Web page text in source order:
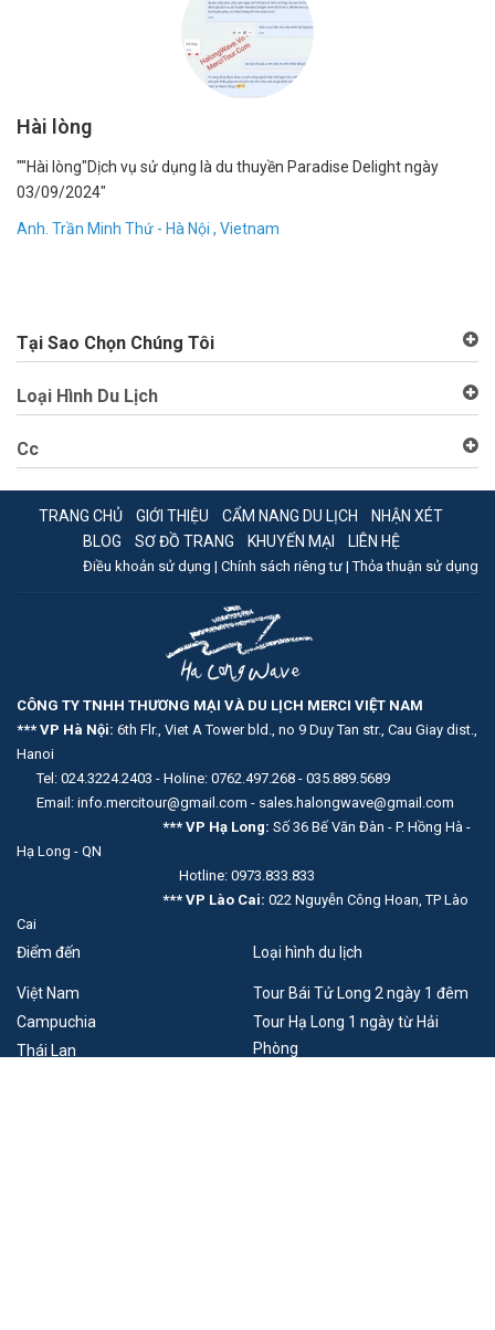
Hài lòng
""Hài lòng"Dịch vụ sử dụng là du thuyền Paradise Delight ngày
03/09/2024"
Anh. Trần Minh Thứ - Hà Nội , Vietnam
Tại Sao Chọn Chúng Tôi
Loại Hình Du Lịch
Cc
TRANG CHỦ GIỚI THIỆU CẨM NANG DU LỊCH
NHẬN XÉT
BLOG
SƠ ĐỒ TRANG KHUYẾN MẠI LIÊN HỆ
Điều khoản sử dụng | Chính sách riêng tư |Thỏa thuận sử dụng
CÔNG TY TNHH THƯƠNG MẠI VÀ DU LỊCH MERCI VIỆT NAM
*** VP Hà Nội: 6th Flr., Viet A Tower bld., no 9 Duy Tan str., Cau Giay dist.,
Hanoi
Tel: 024.3224.2403 - Holine: 0762.497.268 - 035.889.5689
Email: info.mercitour@gmail.com - sales.halongwave@gmail.com
*** VP Hạ Long: Số 36 Bế Văn Đàn - P. Hồng Hà -
Hạ Long - QN
Hotline: 0973.833.833
*** VP Lào Cai: 022 Nguyễn Công Hoan, TP Lào
Cai
Điểm đến
Việt Nam
Campuchia
Thái Lan
Loại hình du lịch
Tour Bái Tử Long 2 ngày 1 đêm
Tour Hạ Long 1 ngày từ Hải
Phòng